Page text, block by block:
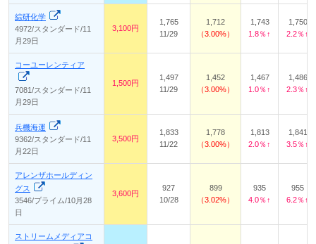
綜研化学
4972/スタンダード/11
月29日
3,100円
1,765
11/29
1,712
3.00%
1,743
1.8％↑
1,750
2.2％↑
コーユーレンティア
7081/スタンダード/11
月29日
1,500円
1,497
11/29
1,452
3.00%
1,467
1.0％↑
1,486
2.3％↑
兵機海運
9362/スタンダード/11
月22日
3,500円
1,833
11/22
1,778
3.00%
1,813
2.0％↑
1,841
3.5％↑
アレンザホールディン
グス
3546/プライム/10月28
日
3,600円
927
10/28
899
3.02%
935
4.0％↑
955
6.2％↑
ストリームメディアコ